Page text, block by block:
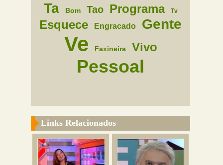
Ta Bom Tao Programa Tv
Esquece Engracado Gente
Ve Faxineira Vivo
Pessoal
Links Relacionados